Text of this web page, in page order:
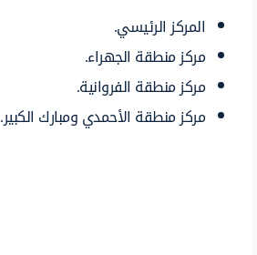
المركز الرئيسي.
مركز منطقة الجهراء.
مركز منطقة الفروانية.
مركز منطقة الأحمدي ومبارك الكبير.